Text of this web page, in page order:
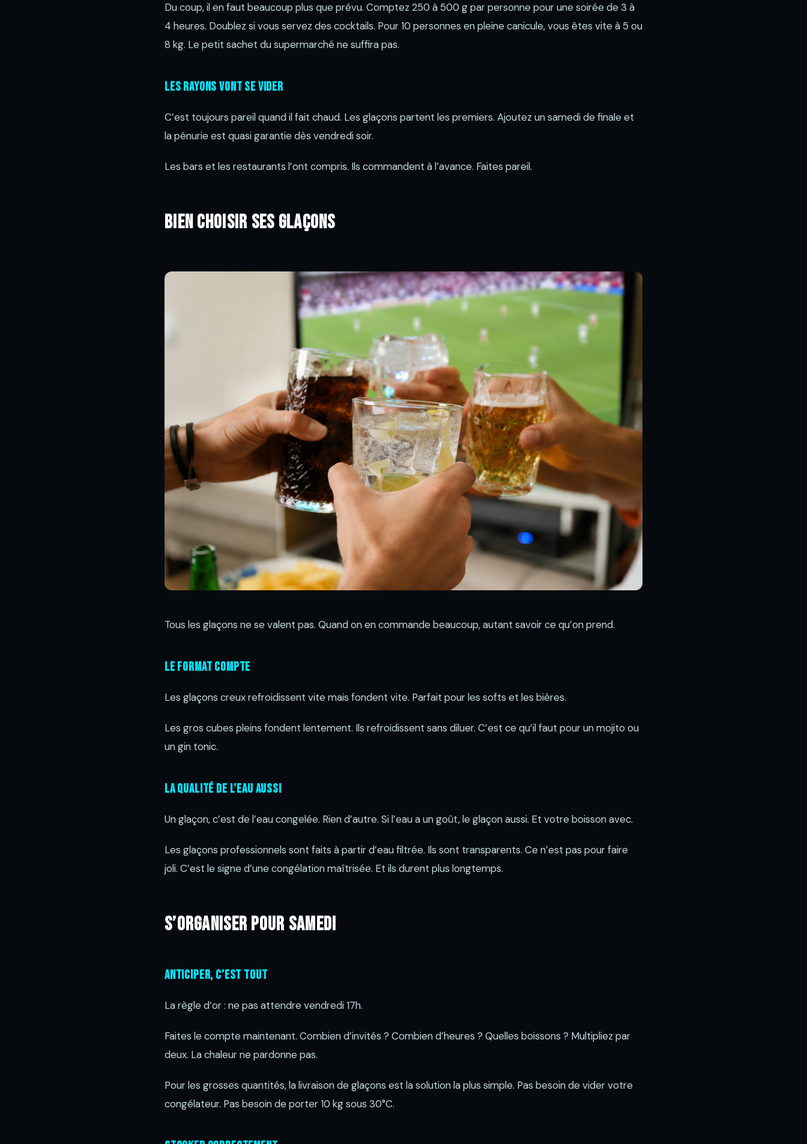
Du coup, il en faut beaucoup plus que prévu. Comptez 250 à 500 g par personne pour une soirée de 3 à
4 heures. Doublez si vous servez des cocktails. Pour 10 personnes en pleine canicule, vous êtes vite à 5 ou
8 kg. Le petit sachet du supermarché ne suffira pas.
Les rayons vont se vider
C’est toujours pareil quand il fait chaud. Les glaçons partent les premiers. Ajoutez un samedi de finale et
la pénurie est quasi garantie dès vendredi soir.
Les bars et les restaurants l’ont compris. Ils commandent à l’avance. Faites pareil.
Bien choisir ses glaçons
Tous les glaçons ne se valent pas. Quand on en commande beaucoup, autant savoir ce qu’on prend.
Le format compte
Les glaçons creux refroidissent vite mais fondent vite. Parfait pour les softs et les bières.
Les gros cubes pleins fondent lentement. Ils refroidissent sans diluer. C’est ce qu’il faut pour un mojito ou
un gin tonic.
La qualité de l’eau aussi
Un glaçon, c’est de l’eau congelée. Rien d’autre. Si l’eau a un goût, le glaçon aussi. Et votre boisson avec.
Les glaçons professionnels sont faits à partir d’eau filtrée. Ils sont transparents. Ce n’est pas pour faire
joli. C’est le signe d’une congélation maîtrisée. Et ils durent plus longtemps.
S’organiser pour samedi
Anticiper, c’est tout
La règle d’or : ne pas attendre vendredi 17h.
Faites le compte maintenant. Combien d’invités ? Combien d’heures ? Quelles boissons ? Multipliez par
deux. La chaleur ne pardonne pas.
Pour les grosses quantités, la livraison de glaçons est la solution la plus simple. Pas besoin de vider votre
congélateur. Pas besoin de porter 10 kg sous 30°C.